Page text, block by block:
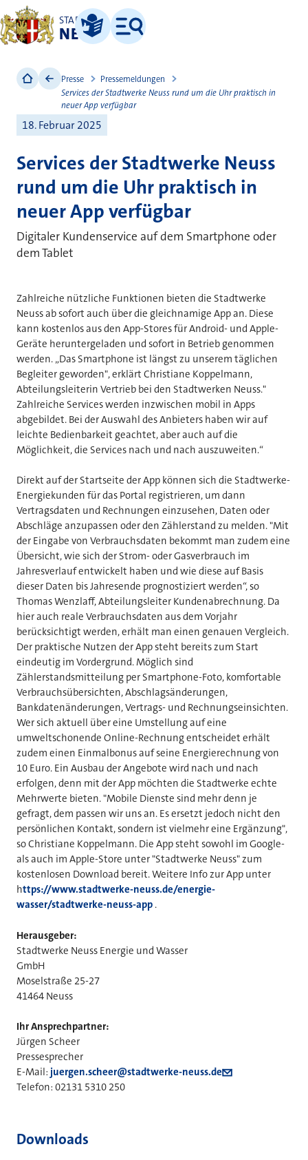
STADT
NEUSS
Leichte Sprache
Menü
Presse
Pressemeldungen
Services der Stadtwerke Neuss rund um die Uhr praktisch in
neuer App verfügbar
18. Februar 2025
Services der Stadtwerke Neuss
rund um die Uhr praktisch in
neuer App verfügbar
Digitaler Kundenservice auf dem Smartphone oder
dem Tablet
Zahlreiche nützliche Funktionen bieten die Stadtwerke
Neuss ab sofort auch über die gleichnamige App an. Diese
kann kostenlos aus den App-Stores für Android- und Apple-
Geräte heruntergeladen und sofort in Betrieb genommen
werden. „Das Smartphone ist längst zu unserem täglichen
Begleiter geworden", erklärt Christiane Koppelmann,
Abteilungsleiterin Vertrieb bei den Stadtwerken Neuss."
Zahlreiche Services werden inzwischen mobil in Apps
abgebildet. Bei der Auswahl des Anbieters haben wir auf
leichte Bedienbarkeit geachtet, aber auch auf die
Möglichkeit, die Services nach und nach auszuweiten.“
Direkt auf der Startseite der App können sich die Stadtwerke-
Energiekunden für das Portal registrieren, um dann
Vertragsdaten und Rechnungen einzusehen, Daten oder
Abschläge anzupassen oder den Zählerstand zu melden. "Mit
der Eingabe von Verbrauchsdaten bekommt man zudem eine
Übersicht, wie sich der Strom- oder Gasverbrauch im
Jahresverlauf entwickelt haben und wie diese auf Basis
dieser Daten bis Jahresende prognostiziert werden“, so
Thomas Wenzlaff, Abteilungsleiter Kundenabrechnung. Da
hier auch reale Verbrauchsdaten aus dem Vorjahr
berücksichtigt werden, erhält man einen genauen Vergleich.
Der praktische Nutzen der App steht bereits zum Start
eindeutig im Vordergrund. Möglich sind
Zählerstandsmitteilung per Smartphone-Foto, komfortable
Verbrauchsübersichten, Abschlagsänderungen,
Bankdatenänderungen, Vertrags- und Rechnungseinsichten.
Wer sich aktuell über eine Umstellung auf eine
umweltschonende Online-Rechnung entscheidet erhält
zudem einen Einmalbonus auf seine Energierechnung von
10 Euro. Ein Ausbau der Angebote wird nach und nach
erfolgen, denn mit der App möchten die Stadtwerke echte
Mehrwerte bieten. "Mobile Dienste sind mehr denn je
gefragt, dem passen wir uns an. Es ersetzt jedoch nicht den
persönlichen Kontakt, sondern ist vielmehr eine Ergänzung",
so Christiane Koppelmann. Die App steht sowohl im Google-
als auch im Apple-Store unter "Stadtwerke Neuss" zum
kostenlosen Download bereit. Weitere Info zur App unter
https://www.stadtwerke-neuss.de/energie-
wasser/stadtwerke-neuss-app .
Herausgeber:
Stadtwerke Neuss Energie und Wasser
GmbH
Moselstraße 25-27
41464 Neuss
Ihr Ansprechpartner:
Jürgen Scheer
Pressesprecher
E-Mail: juergen.scheer@stadtwerke-neuss.de
Telefon: 02131 5310 250
Downloads